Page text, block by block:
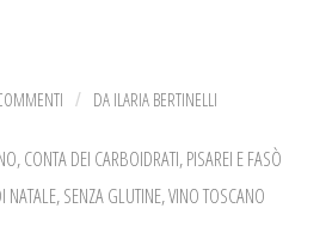
/ DA ILARIA BERTINELLI
,CONTA DEI CARBOIDRATI,PISAREI E FASÒ
NATALE,SENZA GLUTINE,VINO TOSCANO